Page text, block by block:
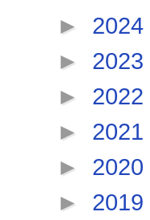
► 2024
► 2023
► 2022
► 2021
► 2020
► 2019